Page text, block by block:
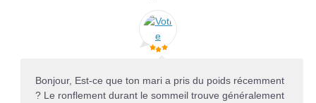
Bonjour, Est-ce que ton mari a pris du poids récemment
? Le ronflement durant le sommeil trouve généralement